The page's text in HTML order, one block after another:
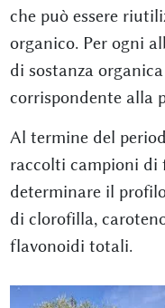
che può essere
organico. Per ogni
di sostanza
corrispondente alla
Al termine del
raccolti campioni di
determinare il
di clorofilla,
flavonoidi totali.